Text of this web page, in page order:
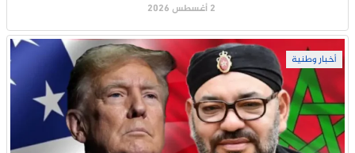
2 أغسطس 2026
أخبار وطنية